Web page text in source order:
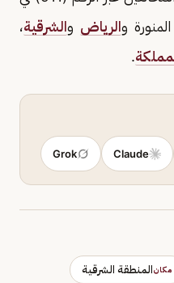
والرياض والشرقية،
.
Claude
Grok
مكانالمنطقة الشرقية